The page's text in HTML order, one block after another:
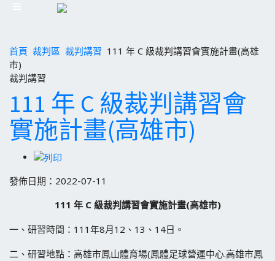
首頁 裁判區 裁判講習 111 年 C 級裁判講習會實施計畫(高雄
市)
裁判講習
111 年 C 級裁判講習會
實施計畫(高雄市)
發佈日期：2022-07-11
111 年 C 級裁判講習會實施計畫(高雄市)
一、研習時間：111年8月12、13、14日。
二、研習地點：高雄市鳳山體育場(鳳體足球營運中心.高雄市鳳